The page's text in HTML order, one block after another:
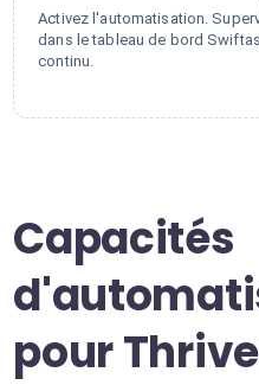
Activez l'automatisation.
dans le tableau de bord
continu.
Capacités
pour